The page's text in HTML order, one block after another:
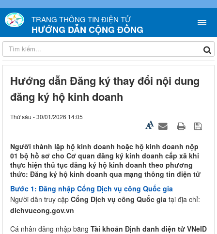
TRANG THÔNG TIN ĐIỆN TỬ
HƯỚNG DẪN CỘNG ĐỒNG
Hướng dẫn Đăng ký thay đổi nội dung
đăng ký hộ kinh doanh
Thứ sáu - 30/01/2026 14:05
Người thành lập hộ kinh doanh hoặc hộ kinh doanh nộp
01 bộ hồ sơ cho Cơ quan đăng ký kinh doanh cấp xã khi
thực hiện thủ tục đăng ký hộ kinh doanh theo phương
thức: Đăng ký hộ kinh doanh qua mạng thông tin điện tử
Bước 1: Đăng nhập Cổng Dịch vụ công Quốc gia
Người dân truy cập Cổng Dịch vụ công Quốc gia tại địa chỉ:
dichvucong.gov.vn
Cá nhân đăng nhập bằng Tài khoản Định danh điện tử VNeID